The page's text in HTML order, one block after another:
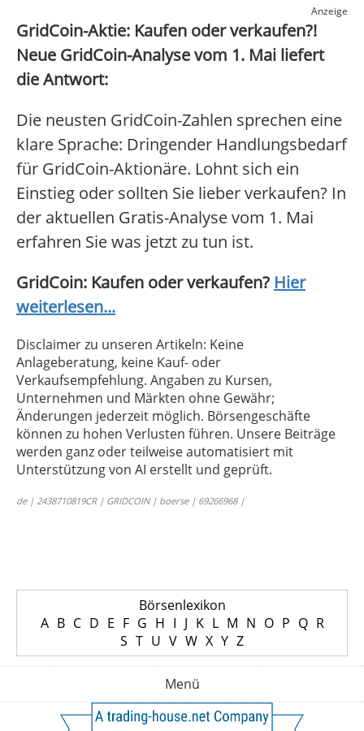
Anzeige
GridCoin-Aktie: Kaufen oder verkaufen?!
Neue GridCoin-Analyse vom 1. Mai liefert
die Antwort:
Die neusten GridCoin-Zahlen sprechen eine
klare Sprache: Dringender Handlungsbedarf
für GridCoin-Aktionäre. Lohnt sich ein
Einstieg oder sollten Sie lieber verkaufen? In
der aktuellen Gratis-Analyse vom 1. Mai
erfahren Sie was jetzt zu tun ist.
GridCoin: Kaufen oder verkaufen? Hier
weiterlesen...
Disclaimer zu unseren Artikeln: Keine
Anlageberatung, keine Kauf- oder
Verkaufsempfehlung. Angaben zu Kursen,
Unternehmen und Märkten ohne Gewähr;
Änderungen jederzeit möglich. Börsengeschäfte
können zu hohen Verlusten führen. Unsere Beiträge
werden ganz oder teilweise automatisiert mit
Unterstützung von AI erstellt und geprüft.
de | 2438710819CR | GRIDCOIN | boerse | 69266968 |
Börsenlexikon
A B C D E F G H I J K L M N O P Q R
S T U V W X Y Z
Menü